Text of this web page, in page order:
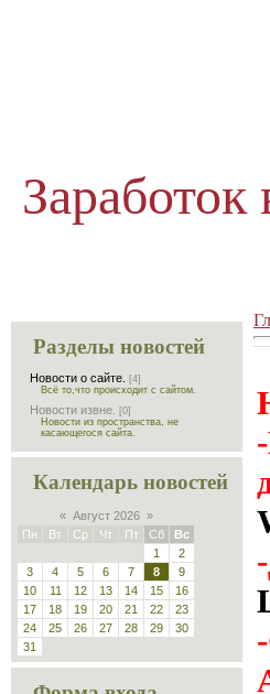
Заработок
Разделы новостей
Новости о сайте.
[4]
Всё то,что происходит с сайтом.
Новости извне.
[0]
Новости из пространства, не
касающегося сайта.
Календарь новостей
« Август 2026 »
Пн
Вт Ср Чт Пт Сб
Вс
1
2
3
4 5 6 7 8
9
10
11 12 13 14 15
16
17
18 19 20 21 22
23
24
25 26 27 28 29
30
31